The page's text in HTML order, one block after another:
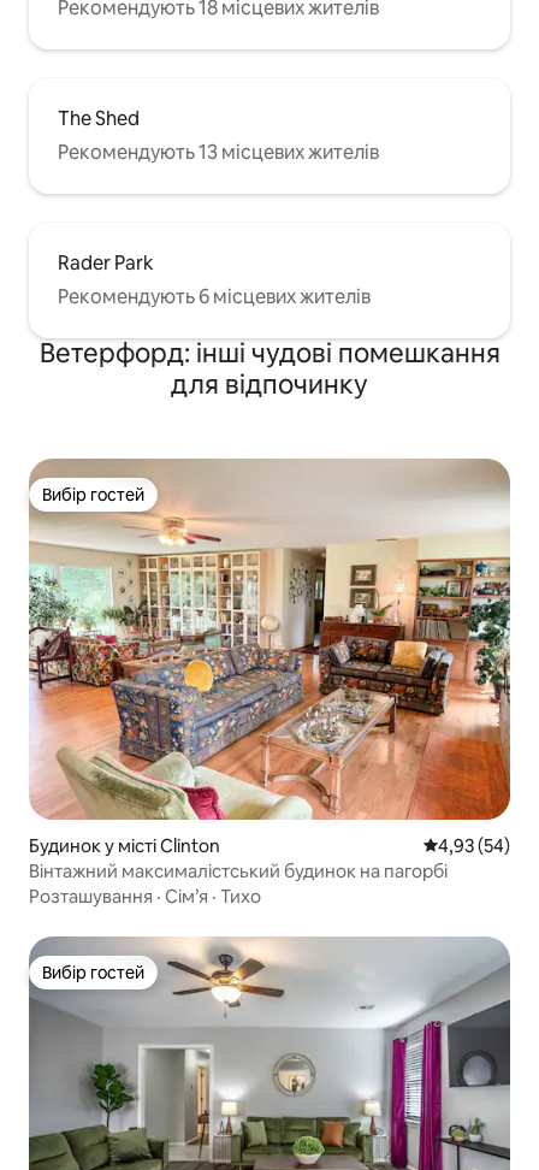
Рекомендують 18 місцевих жителів
The Shed
Рекомендують 13 місцевих жителів
Rader Park
Рекомендують 6 місцевих жителів
Ветерфорд: інші чудові помешкання
для відпочинку
Вибір гостей
Вибір гостей
Будинок у місті Clinton Середня
4,93 (54)
Вінтажний максималістський будинок на пагорбі
Розташування · Сім’я · Тихо
Вибір гостей
Вибір гостей